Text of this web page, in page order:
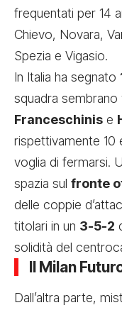
frequentati per 14
Chievo, Novara,
Spezia e Vigasio.
In Italia ha segnato
squadra
Franceschinis e
rispettivamente 10
voglia di fermarsi.
spazia sul fronte
delle coppie
titolari in un 3-5-2
solidità del
Il Milan
Dall’altra parte,